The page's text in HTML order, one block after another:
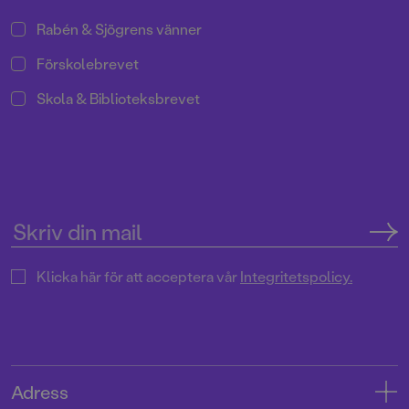
Rabén & Sjögrens vänner
Förskolebrevet
Skola & Biblioteksbrevet
Klicka här för att acceptera vårIntegritetspolicy.
Adress